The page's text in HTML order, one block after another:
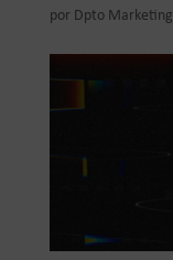
por Dpto Marketing